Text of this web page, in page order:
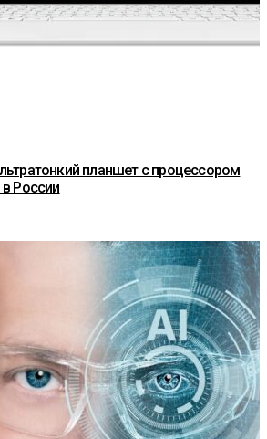
планшет с процессором
России